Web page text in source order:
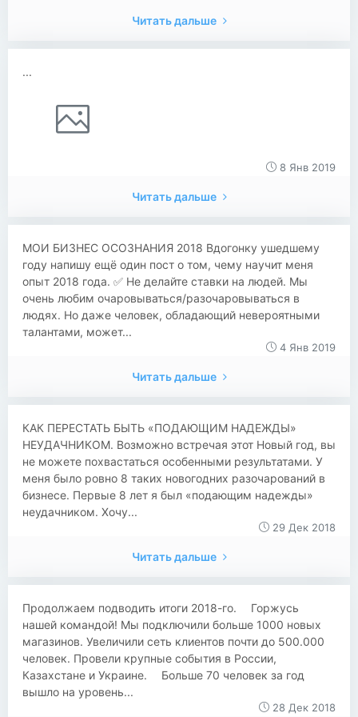
Читать дальше
...
8 Янв 2019
Читать дальше
МОИ БИЗНЕС ОСОЗНАНИЯ 2018 Вдогонку ушедшему
году напишу ещё один пост о том, чему научит меня
опыт 2018 года. ✅ Не делайте ставки на людей. Мы
очень любим очаровываться/разочаровываться в
людях. Но даже человек, обладающий невероятными
талантами, может...
4 Янв 2019
Читать дальше
КАК ПЕРЕСТАТЬ БЫТЬ «ПОДАЮЩИМ НАДЕЖДЫ»
НЕУДАЧНИКОМ. Возможно встречая этот Новый год, вы
не можете похвастаться особенными результатами. У
меня было ровно 8 таких новогодних разочарований в
бизнесе. Первые 8 лет я был «подающим надежды»
неудачником. Хочу...
29 Дек 2018
Читать дальше
Продолжаем подводить итоги 2018-го. ⠀ Горжусь
нашей командой! Мы подключили больше 1000 новых
магазинов. Увеличили сеть клиентов почти до 500.000
человек. Провели крупные события в России,
Казахстане и Украине. ⠀ Больше 70 человек за год
вышло на уровень...
28 Дек 2018